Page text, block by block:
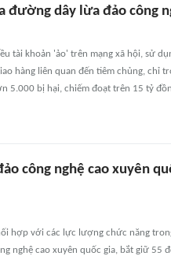
đường dây lừa đảo công
tài khoản 'ảo' trên mạng xã hội, sử
hàng liên quan đến tiêm chủng, chỉ
5.000 bị hại, chiếm đoạt trên 15 tỷ
công nghệ cao xuyên
hợp với các lực lượng chức năng
nghệ cao xuyên quốc gia, bắt giữ 55